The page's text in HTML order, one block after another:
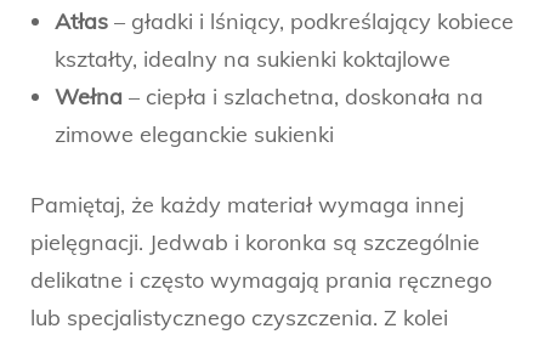
Atłas – gładki i lśniący, podkreślający kobiece
kształty, idealny na sukienki koktajlowe
Wełna – ciepła i szlachetna, doskonała na
zimowe eleganckie sukienki
Pamiętaj, że każdy materiał wymaga innej
pielęgnacji. Jedwab i koronka są szczególnie
delikatne i często wymagają prania ręcznego
lub specjalistycznego czyszczenia. Z kolei